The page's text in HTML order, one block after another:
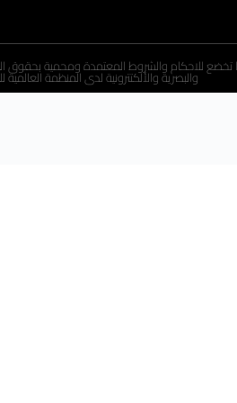
تخضع للاحكام والشروط المعتمدة ومحمية بحقوق
والبصرية والألكتترونية لدى المنظمة العالمية